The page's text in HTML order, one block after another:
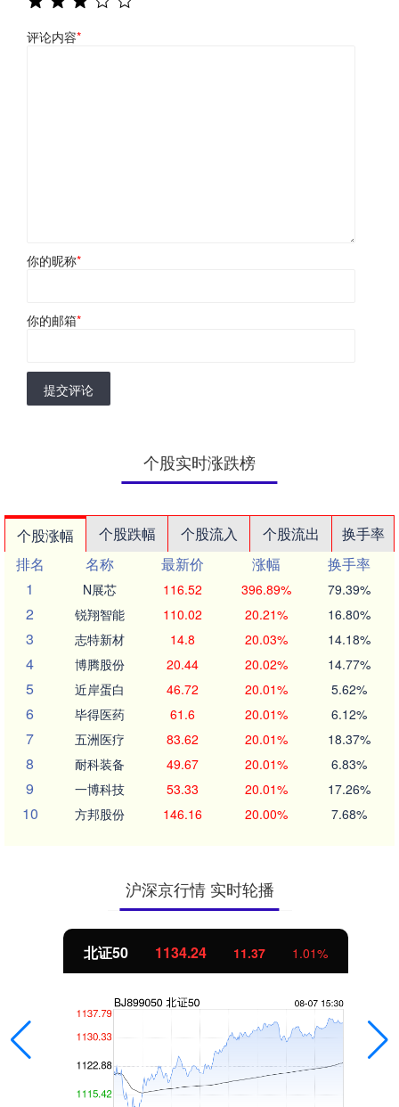
评论内容*
你的昵称*
你的邮箱*
提交评论
个股实时涨跌榜
个股涨幅 个股跌幅 个股流入 个股流出
换手率
排名
名称 最新价 涨幅
换手率
1
N展芯 116.52 396.89% 79.39%
2 锐翔智能 110.02 20.21% 16.80%
3 志特新材 14.8 20.03% 14.18%
4 博腾股份 20.44 20.02% 14.77%
5 近岸蛋白 46.72 20.01% 5.62%
6 毕得医药 61.6 20.01% 6.12%
7 五洲医疗 83.62 20.01% 18.37%
8 耐科装备 49.67 20.01% 6.83%
9 一博科技 53.33 20.01% 17.26%
10 方邦股份 146.16 20.00% 7.68%
沪深京行情 实时轮播
北证50 1134.24 11.37 1.01%